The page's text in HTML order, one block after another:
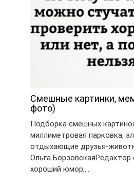
Смешные картинки,
фото)
Подборка смешных
миллиметровая парковка,
отдыхающие друзья-
Ольга
хороший юмор,…